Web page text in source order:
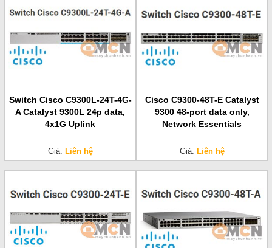
Switch Cisco C9300L-24T-4G-
A Catalyst 9300L 24p data,
4x1G Uplink
Giá: Liên hệ
Cisco C9300-48T-E Catalyst
9300 48-port data only,
Network Essentials
Giá: Liên hệ